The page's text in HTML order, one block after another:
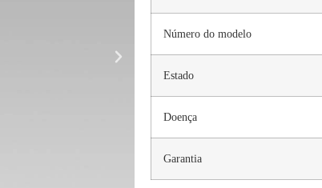
Número do modelo
Estado
Doença
Garantia